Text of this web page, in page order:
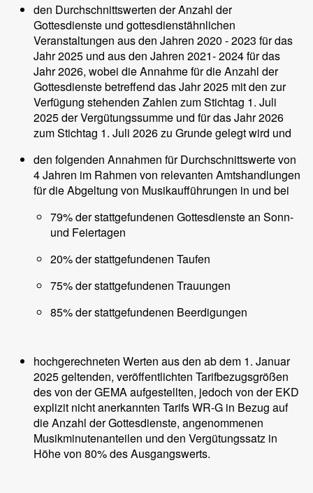
den Durchschnittswerten der Anzahl der
Gottesdienste und gottesdienstähnlichen
Veranstaltungen aus den Jahren 2020 - 2023 für das
Jahr 2025 und aus den Jahren 2021- 2024 für das
Jahr 2026, wobei die Annahme für die Anzahl der
Gottesdienste betreffend das Jahr 2025 mit den zur
Verfügung stehenden Zahlen zum Stichtag 1. Juli
2025 der Vergütungssumme und für das Jahr 2026
zum Stichtag 1. Juli 2026 zu Grunde gelegt wird und
den folgenden Annahmen für Durchschnittswerte von
4 Jahren im Rahmen von relevanten Amtshandlungen
für die Abgeltung von Musikaufführungen in und bei
79% der stattgefundenen Gottesdienste an Sonn-
und Feiertagen
20% der stattgefundenen Taufen
75% der stattgefundenen Trauungen
85% der stattgefundenen Beerdigungen
hochgerechneten Werten aus den ab dem 1. Januar
2025 geltenden, veröffentlichten Tarifbezugsgrößen
des von der GEMA aufgestellten, jedoch von der EKD
explizit nicht anerkannten Tarifs WR-G in Bezug auf
die Anzahl der Gottesdienste, angenommenen
Musikminutenanteilen und den Vergütungssatz in
Höhe von 80% des Ausgangswerts.